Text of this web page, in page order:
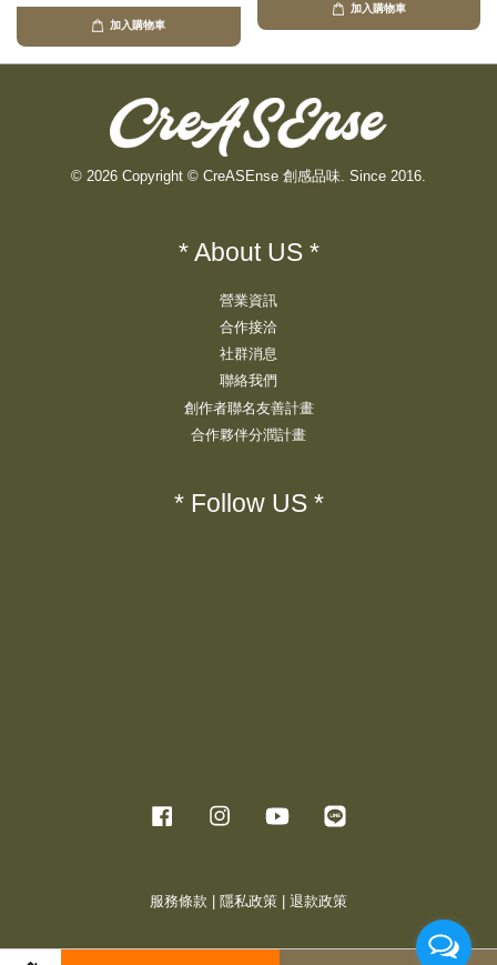
加入購物車
加入購物車
© 2026 Copyright © CreASEnse 創感品味. Since 2016.
* About US *
營業資訊
合作接洽
社群消息
聯絡我們
創作者聯名友善計畫
合作夥伴分潤計畫
* Follow US *
Facebook Instagram YouTube
服務條款 隱私政策 退款政策